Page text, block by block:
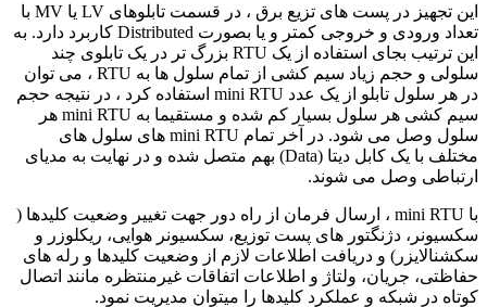
این تجهیز در پست های تزیع برق ، در قسمت تابلوهای LV یا MV با
تعداد ورودی و خروجی کمتر و یا بصورت Distributed کاربرد دارد. به
این ترتیب بجای استفاده از یک RTU بزرگ تر در یک تابلوی چند
سلولی و حجم زیاد سیم کشی از تمام سلول ها به RTU ، می توان
در هر سلول تابلو از یک عدد mini RTU استفاده کرد ، در نتیجه حجم
سیم کشی هر سلول بسیار کم شده و مستقیما به mini RTU هر
سلول وصل می شود. در آخر تمام mini RTU های سلول های
مختلف با یک کابل دیتا (Data) بهم متصل شده و در نهایت به مدیای
ارتباطی وصل می شوند.
با mini RTU ، ارسال فرمان از راه دور جهت تغییر وضعیت کلیدها (
سکسیونر، دژنگتور های پست توزیع، سکسیونر هوایی، ریکلوزر و
سکشنالایزر) و دریافت اطلاعات لازم از وضعیت کلیدها و رله های
حفاظتی، جریان، ولتاژ و اطلاعات اتفاقات غیرمنتظره مانند اتصال
کوتاه در شبکه و عملکرد کلیدها را میتوان مدیریت نمود.